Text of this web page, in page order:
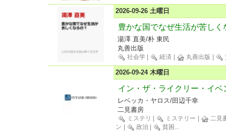
2026-09-26 土曜日
豊かな国でなぜ生活が苦しく
湯澤 直美/朴 東民
丸善出版
社会学 経済 丸善出版
2026-09-24 木曜日
イン・ザ・ライクリー・イベ
レベッカ・ヤロス/田辺千幸
二見書房
ミステリ ミステリー
二見
ン
政治 貧困 ...